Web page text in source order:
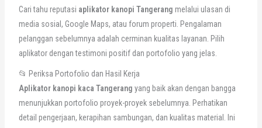
Cari tahu reputasi aplikator kanopi Tangerang melalui ulasan di
media sosial, Google Maps, atau forum properti. Pengalaman
pelanggan sebelumnya adalah cerminan kualitas layanan. Pilih
aplikator dengan testimoni positif dan portofolio yang jelas.
📂 Periksa Portofolio dan Hasil Kerja
Aplikator kanopi kaca Tangerang yang baik akan dengan bangga
menunjukkan portofolio proyek-proyek sebelumnya. Perhatikan
detail pengerjaan, kerapihan sambungan, dan kualitas material. Ini